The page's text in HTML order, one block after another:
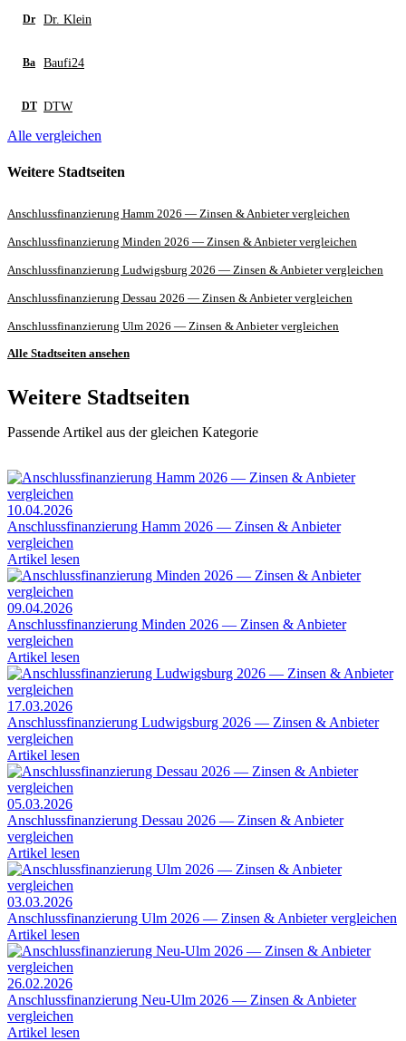
Dr Dr. Klein
Ba Baufi24
DT DTW
Alle vergleichen
Weitere Stadtseiten
Anschlussfinanzierung Hamm 2026 — Zinsen & Anbieter vergleichen
Anschlussfinanzierung Minden 2026 — Zinsen & Anbieter vergleichen
Anschlussfinanzierung Ludwigsburg 2026 — Zinsen & Anbieter vergleichen
Anschlussfinanzierung Dessau 2026 — Zinsen & Anbieter vergleichen
Anschlussfinanzierung Ulm 2026 — Zinsen & Anbieter vergleichen
Alle Stadtseiten ansehen
Weitere Stadtseiten
Passende Artikel aus der gleichen Kategorie
10.04.2026
Anschlussfinanzierung Hamm 2026 — Zinsen & Anbieter
vergleichen
Artikel lesen
09.04.2026
Anschlussfinanzierung Minden 2026 — Zinsen & Anbieter
vergleichen
Artikel lesen
17.03.2026
Anschlussfinanzierung Ludwigsburg 2026 — Zinsen & Anbieter
vergleichen
Artikel lesen
05.03.2026
Anschlussfinanzierung Dessau 2026 — Zinsen & Anbieter
vergleichen
Artikel lesen
03.03.2026
Anschlussfinanzierung Ulm 2026 — Zinsen & Anbieter vergleichen
Artikel lesen
26.02.2026
Anschlussfinanzierung Neu-Ulm 2026 — Zinsen & Anbieter
vergleichen
Artikel lesen